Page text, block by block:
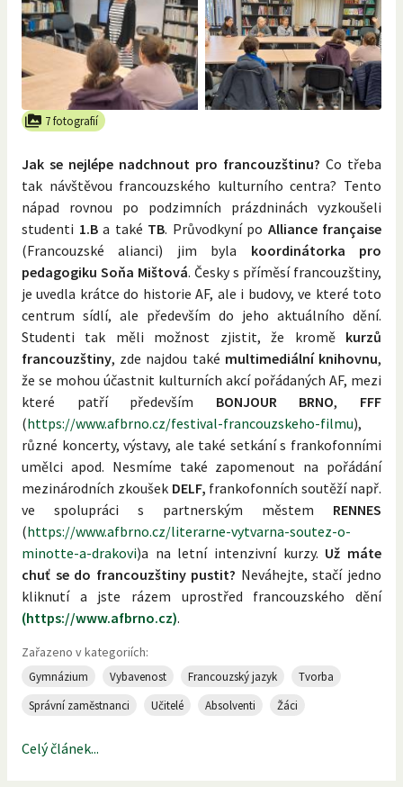
7 fotografií
Jak se nejlépe nadchnout pro francouzštinu? Co třeba
tak návštěvou francouzského kulturního centra? Tento
nápad rovnou po podzimních prázdninách vyzkoušeli
studenti 1.B a také TB. Průvodkyní po Alliance française
(Francouzské alianci) jim byla koordinátorka pro
pedagogiku Soňa Mištová. Česky s příměsí francouzštiny,
je uvedla krátce do historie AF, ale i budovy, ve které toto
centrum sídlí, ale především do jeho aktuálního dění.
Studenti tak měli možnost zjistit, že kromě kurzů
francouzštiny, zde najdou také multimediální knihovnu,
že se mohou účastnit kulturních akcí pořádaných AF, mezi
které patří především BONJOUR BRNO, FFF
(https://www.afbrno.cz/festival-francouzskeho-filmu),
různé koncerty, výstavy, ale také setkání s frankofonními
umělci apod. Nesmíme také zapomenout na pořádání
mezinárodních zkoušekDELF, frankofonních soutěží např.
ve spolupráci s partnerským městem RENNES
(https://www.afbrno.cz/literarne-vytvarna-soutez-o-
minotte-a-drakovi)a na letní intenzivní kurzy. Už máte
chuť se do francouzštiny pustit? Neváhejte, stačí jedno
kliknutí a jste rázem uprostřed francouzského dění
(https://www.afbrno.cz).
Zařazeno v kategoriích:
Gymnázium Vybavenost Francouzský jazyk
Tvorba
Správní zaměstnanci
Učitelé Absolventi Žáci
Celý článek...